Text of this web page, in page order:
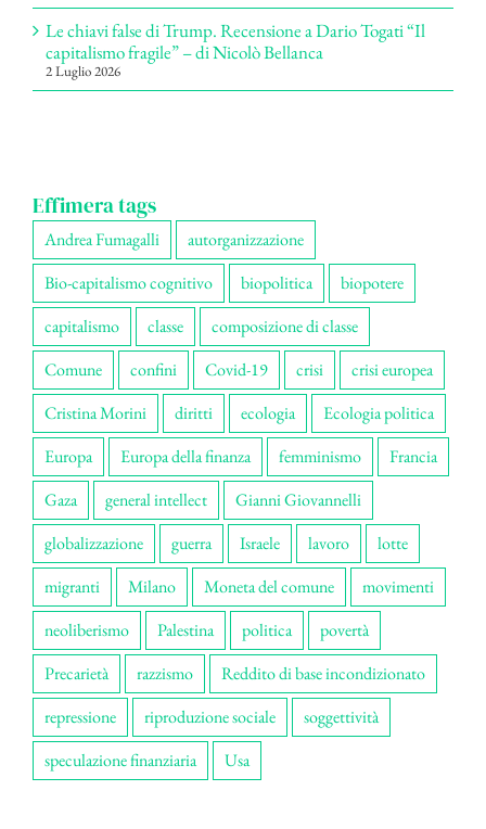
Le chiavi false di Trump. Recensione a Dario Togati “Il
capitalismo fragile” – di Nicolò Bellanca
2 Luglio 2026
Effimera tags
Andrea Fumagalli
autorganizzazione
Bio-capitalismo cognitivo
biopolitica
biopotere
capitalismo
classe
composizione di classe
Comune
confini Covid-19 crisi
crisi europea
Cristina Morini
diritti ecologia
Ecologia politica
Europa
Europa della finanza femminismo
Francia
Gaza
general intellect
Gianni Giovannelli
globalizzazione
guerra Israele lavoro
lotte
migranti
Milano Moneta del comune
movimenti
neoliberismo
Palestina politica
povertà
Precarietà
razzismo
Reddito di base incondizionato
repressione
riproduzione sociale
soggettività
speculazione finanziaria
Usa